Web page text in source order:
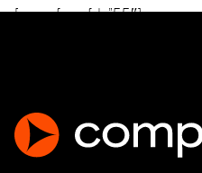
[accua-form fid=”55″]